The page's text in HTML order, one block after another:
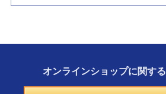
オンラインショップに関する